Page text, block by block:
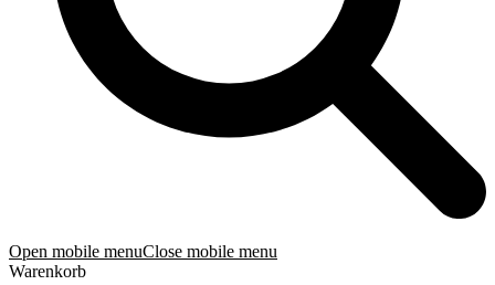
Open mobile menuClose mobile menu
Warenkorb